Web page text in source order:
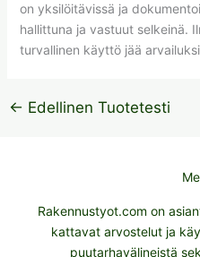
on yksilöitävissä ja
hallittuna ja vastuut selkeinä.
turvallinen käyttö jää
← Edellinen Tuotetesti
Rakennustyot.com on
kattavat arvostelut ja
puutarhavälineistä